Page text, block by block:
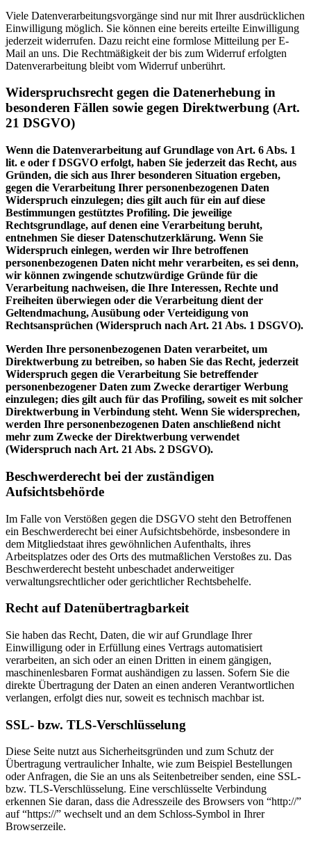
Viele Datenverarbeitungsvorgänge sind nur mit Ihrer ausdrücklichen
Einwilligung möglich. Sie können eine bereits erteilte Einwilligung
jederzeit widerrufen. Dazu reicht eine formlose Mitteilung per E-
Mail an uns. Die Rechtmäßigkeit der bis zum Widerruf erfolgten
Datenverarbeitung bleibt vom Widerruf unberührt.
Widerspruchsrecht gegen die Datenerhebung in
besonderen Fällen sowie gegen Direktwerbung (Art.
21 DSGVO)
Wenn die Datenverarbeitung auf Grundlage von Art. 6 Abs. 1
lit. e oder f DSGVO erfolgt, haben Sie jederzeit das Recht, aus
Gründen, die sich aus Ihrer besonderen Situation ergeben,
gegen die Verarbeitung Ihrer personenbezogenen Daten
Widerspruch einzulegen; dies gilt auch für ein auf diese
Bestimmungen gestütztes Profiling. Die jeweilige
Rechtsgrundlage, auf denen eine Verarbeitung beruht,
entnehmen Sie dieser Datenschutzerklärung. Wenn Sie
Widerspruch einlegen, werden wir Ihre betroffenen
personenbezogenen Daten nicht mehr verarbeiten, es sei denn,
wir können zwingende schutzwürdige Gründe für die
Verarbeitung nachweisen, die Ihre Interessen, Rechte und
Freiheiten überwiegen oder die Verarbeitung dient der
Geltendmachung, Ausübung oder Verteidigung von
Rechtsansprüchen (Widerspruch nach Art. 21 Abs. 1 DSGVO).
Werden Ihre personenbezogenen Daten verarbeitet, um
Direktwerbung zu betreiben, so haben Sie das Recht, jederzeit
Widerspruch gegen die Verarbeitung Sie betreffender
personenbezogener Daten zum Zwecke derartiger Werbung
einzulegen; dies gilt auch für das Profiling, soweit es mit solcher
Direktwerbung in Verbindung steht. Wenn Sie widersprechen,
werden Ihre personenbezogenen Daten anschließend nicht
mehr zum Zwecke der Direktwerbung verwendet
(Widerspruch nach Art. 21 Abs. 2 DSGVO).
Beschwerderecht bei der zuständigen
Aufsichtsbehörde
Im Falle von Verstößen gegen die DSGVO steht den Betroffenen
ein Beschwerderecht bei einer Aufsichtsbehörde, insbesondere in
dem Mitgliedstaat ihres gewöhnlichen Aufenthalts, ihres
Arbeitsplatzes oder des Orts des mutmaßlichen Verstoßes zu. Das
Beschwerderecht besteht unbeschadet anderweitiger
verwaltungsrechtlicher oder gerichtlicher Rechtsbehelfe.
Recht auf Datenübertragbarkeit
Sie haben das Recht, Daten, die wir auf Grundlage Ihrer
Einwilligung oder in Erfüllung eines Vertrags automatisiert
verarbeiten, an sich oder an einen Dritten in einem gängigen,
maschinenlesbaren Format aushändigen zu lassen. Sofern Sie die
direkte Übertragung der Daten an einen anderen Verantwortlichen
verlangen, erfolgt dies nur, soweit es technisch machbar ist.
SSL- bzw. TLS-Verschlüsselung
Diese Seite nutzt aus Sicherheitsgründen und zum Schutz der
Übertragung vertraulicher Inhalte, wie zum Beispiel Bestellungen
oder Anfragen, die Sie an uns als Seitenbetreiber senden, eine SSL-
bzw. TLS-Verschlüsselung. Eine verschlüsselte Verbindung
erkennen Sie daran, dass die Adresszeile des Browsers von “http://”
auf “https://” wechselt und an dem Schloss-Symbol in Ihrer
Browserzeile.